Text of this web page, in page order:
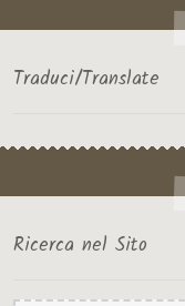
Traduci/Translate
Ricerca nel Sito